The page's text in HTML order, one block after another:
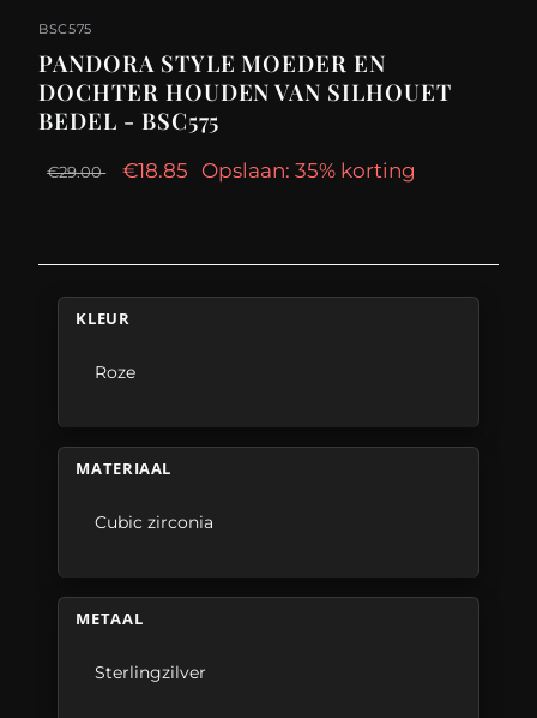
BSC575
PANDORA STYLE MOEDER EN
DOCHTER HOUDEN VAN SILHOUET
BEDEL - BSC575
€29.00 €18.85 Opslaan: 35% korting
KLEUR
Roze
MATERIAAL
Cubic zirconia
METAAL
Sterlingzilver